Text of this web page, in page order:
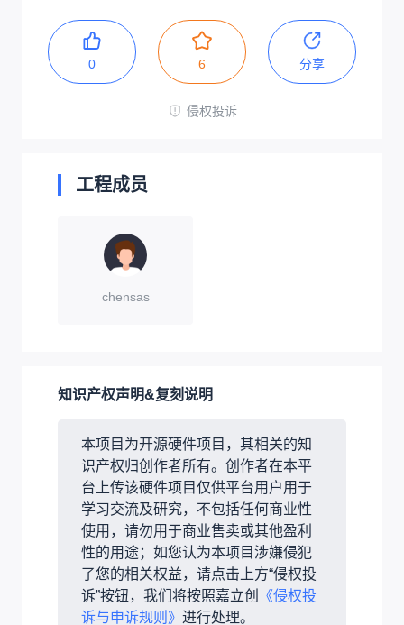
0 6 分享
侵权投诉
工程成员
chensas
知识产权声明&复刻说明
本项目为开源硬件项目，其相关的知
识产权归创作者所有。创作者在本平
台上传该硬件项目仅供平台用户用于
学习交流及研究，不包括任何商业性
使用，请勿用于商业售卖或其他盈利
性的用途；如您认为本项目涉嫌侵犯
了您的相关权益，请点击上方“侵权投
诉”按钮，我们将按照嘉立创
《侵权投
诉与申诉规则》 进行处理。